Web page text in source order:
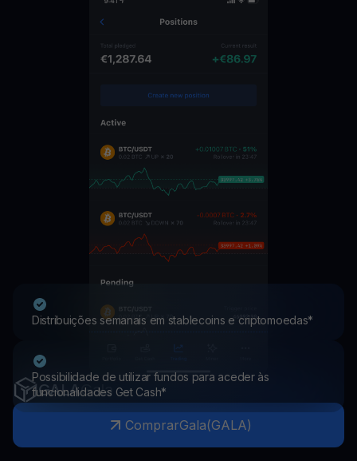
Distribuições semanais em stablecoins e criptomoedas*
Possibilidade de utilizar fundos para aceder às
funcionalidades Get Cash*
GALAGala
ComprarGala(GALA)